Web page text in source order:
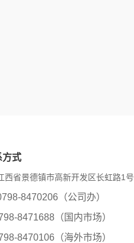
方式
西省景德镇市高新开发区长虹路1号
8470206（公司办）
（国内市场）
（海外市场）